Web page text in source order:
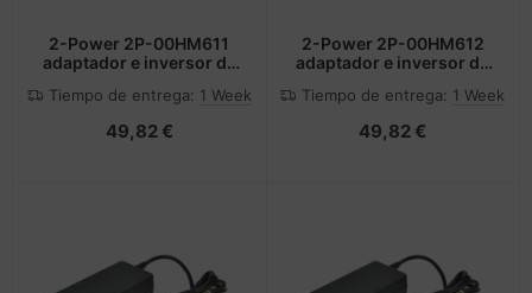
2-Power 2P-00HM611
adaptador e inversor de
Tiempo de entrega: 1 Week
49,82 €
2-Power 2P-00HM612
adaptador e inversor de
Negro
Tiempo de entrega: 1 Week
49,82 €